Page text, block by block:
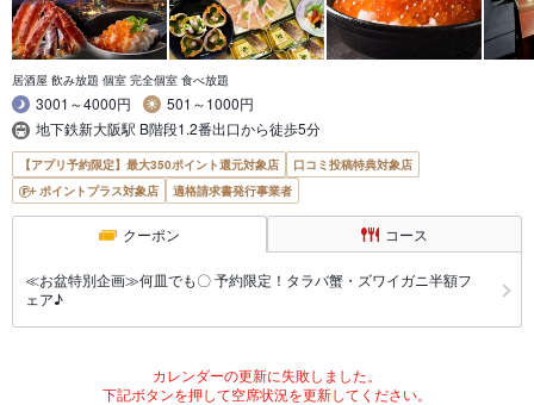
居酒屋 飲み放題 個室 完全個室 食べ放題
3001～4000円
501～1000円
地下鉄新大阪駅 B階段1.2番出口から徒歩5分
【アプリ予約限定】最大350ポイント還元対象店
口コミ投稿特典対象店
ポイントプラス対象店
適格請求書発行事業者
クーポン コース
≪お盆特別企画≫何皿でも〇 予約限定！タラバ蟹・ズワイガニ半額フ
ェア♪
カレンダーの更新に失敗しました。
下記ボタンを押して空席状況を更新してください。